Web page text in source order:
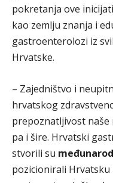
pokretanja ove
kao zemlju znanja i
gastroenterolozi iz
Hrvatske.
– Zajedništvo i
hrvatskog
prepoznatljivost naše
pa i šire. Hrvatski
stvorili su
pozicionirali Hrvatsku